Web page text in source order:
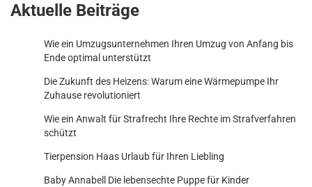
Aktuelle Beiträge
Wie ein Umzugsunternehmen Ihren Umzug von Anfang bis
Ende optimal unterstützt
Die Zukunft des Heizens: Warum eine Wärmepumpe Ihr
Zuhause revolutioniert
Wie ein Anwalt für Strafrecht Ihre Rechte im Strafverfahren
schützt
Tierpension Haas Urlaub für Ihren Liebling
Baby Annabell Die lebensechte Puppe für Kinder